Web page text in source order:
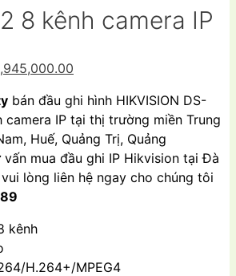
8 kênh camera IP
tại
là:
₫5,945,000.00.
bán đầu ghi hình HIKVISION DS-
camera IP tại thị trường miền Trung
Huế, Quảng Trị, Quảng
mua đầu ghi IP Hikvision tại Đà
lòng liên hệ ngay cho chúng tôi
kênh
H.264+/MPEG4